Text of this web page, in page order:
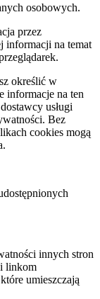
osobowych.
przez
informacji na temat
określić w
informacje na ten
usługi
Bez
cookies mogą
innych stron
linkom
umieszczają